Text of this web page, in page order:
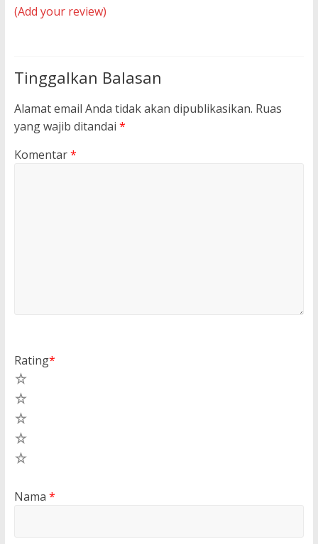
(Add your review)
Tinggalkan Balasan
Alamat email Anda tidak akan dipublikasikan. Ruas
yang wajib ditandai *
Komentar*
Rating*
Nama *